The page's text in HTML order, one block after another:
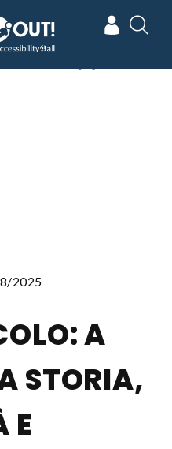
Powered by
2025
A
STORIA,
E